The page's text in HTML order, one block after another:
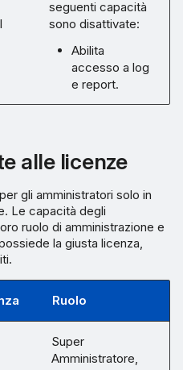
seguenti capacità
sono disattivate:
Abilita
accesso a log
e report.
alle licenze
gli amministratori solo in
Le capacità degli
ruolo di amministrazione e
la giusta licenza,
Ruolo
Super
Amministratore,